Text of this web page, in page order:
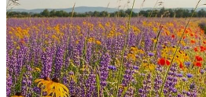
Vidéos
Motion graphics
Images Éditoriales
Événements Éditoriaux